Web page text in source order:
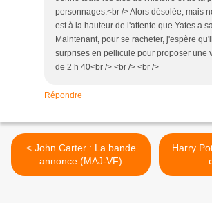
personnages.<br /> Alors désolée, mais
est à la hauteur de l'attente que Yates a
Maintenant, pour se racheter, j'espère
surprises en pellicule pour proposer une
de 2 h 40<br /> <br /> <br />
Répondre
< John Carter : La bande
annonce (MAJ-VF)
Harry